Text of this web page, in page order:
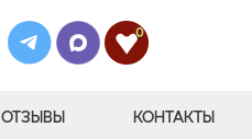
0
ОТЗЫВЫ КОНТАКТЫ